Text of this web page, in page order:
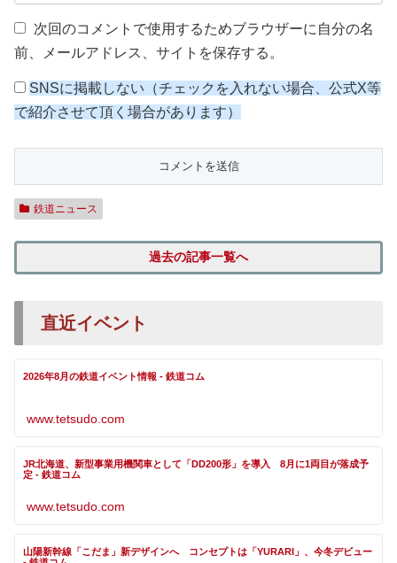
次回のコメントで使用するためブラウザーに自分の名
前、メールアドレス、サイトを保存する。
SNSに掲載しない（チェックを入れない場合、公式X等
で紹介させて頂く場合があります）
鉄道ニュース
過去の記事一覧へ
直近イベント
2026年8月の鉄道イベント情報 - 鉄道コム
www.tetsudo.com
JR北海道、新型事業用機関車として「DD200形」を導入 8月に1両目が落成予
定 - 鉄道コム
www.tetsudo.com
山陽新幹線「こだま」新デザインへ コンセプトは「YURARI」、今冬デビュー